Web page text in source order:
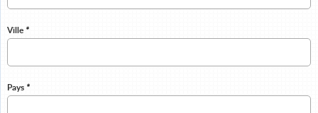
Ville *
Pays *